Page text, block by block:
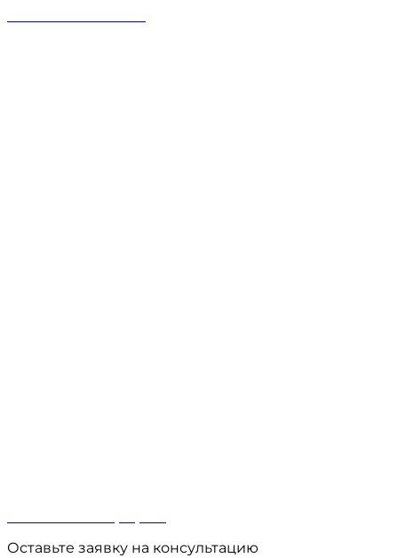
Оставьте заявку на консультацию